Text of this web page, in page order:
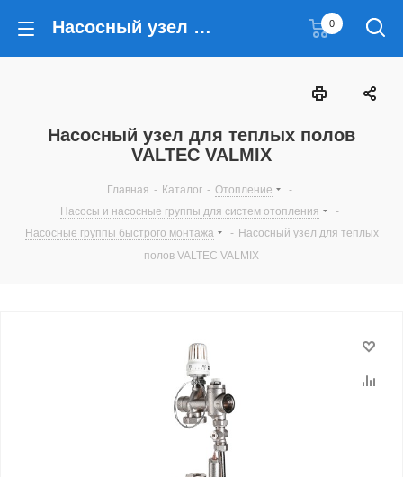
Насосный узел для теплых полов VALTEC VALMIX 0
Насосный узел для теплых полов
VALTEC VALMIX
Главная - Каталог - Отопление
-
Насосы и насосные группы для систем отопления
-
Насосные группы быстрого монтажа
- Насосный узел для теплых
полов VALTEC VALMIX